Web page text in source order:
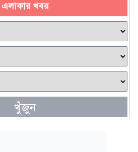
এলাকার খবর
খুঁজুন